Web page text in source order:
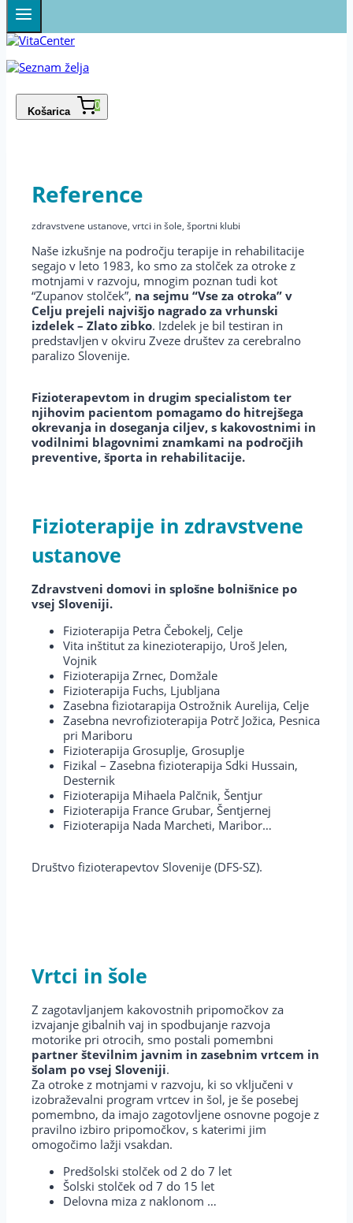
Košarica
0
Reference
zdravstvene ustanove, vrtci in šole, športni klubi
Naše izkušnje na področju terapije in rehabilitacije
segajo v leto 1983, ko smo za stolček za otroke z
motnjami v razvoju, mnogim poznan tudi kot
“Zupanov stolček”, na sejmu “Vse za otroka” v
Celju prejeli najvišjo nagrado za vrhunski
izdelek – Zlato zibko. Izdelek je bil testiran in
predstavljen v okviru Zveze društev za cerebralno
paralizo Slovenije.
Fizioterapevtom in drugim specialistom ter
njihovim pacientom pomagamo do hitrejšega
okrevanja in doseganja ciljev, s kakovostnimi in
vodilnimi blagovnimi znamkami na področjih
preventive, športa in rehabilitacije.
Fizioterapije in zdravstvene
ustanove
Zdravstveni domovi in splošne bolnišnice po
vsej Sloveniji.
Fizioterapija Petra Čebokelj, Celje
Vita inštitut za kinezioterapijo, Uroš Jelen,
Vojnik
Fizioterapija Zrnec, Domžale
Fizioterapija Fuchs, Ljubljana
Zasebna fiziotarapija Ostrožnik Aurelija, Celje
Zasebna nevrofizioterapija Potrč Jožica, Pesnica
pri Mariboru
Fizioterapija Grosuplje, Grosuplje
Fizikal – Zasebna fizioterapija Sdki Hussain,
Desternik
Fizioterapija Mihaela Palčnik, Šentjur
Fizioterapija France Grubar, Šentjernej
Fizioterapija Nada Marcheti, Maribor…
Društvo fizioterapevtov Slovenije (DFS-SZ).
Vrtci in šole
Z zagotavljanjem kakovostnih pripomočkov za
izvajanje gibalnih vaj in spodbujanje razvoja
motorike pri otrocih, smo postali pomembni
partner številnim javnim in zasebnim vrtcem in
šolam po vsej Sloveniji.
Za otroke z motnjami v razvoju, ki so vključeni v
izobraževalni program vrtcev in šol, je še posebej
pomembno, da imajo zagotovljene osnovne pogoje z
pravilno izbiro pripomočkov, s katerimi jim
omogočimo lažji vsakdan.
Predšolski stolček od 2 do 7 let
Šolski stolček od 7 do 15 let
Delovna miza z naklonom …